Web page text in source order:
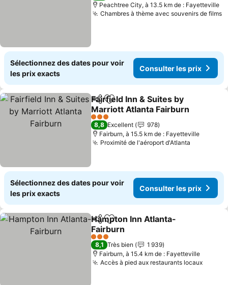
Peachtree City, à 13.5 km de : Fayetteville
Chambres à thème avec souvenirs de films
Sélectionnez des dates pour voir
les prix exacts
Consulter les prix
PartagerAjouter à mes favoris
Fairfield Inn & Suites by
Marriott Atlanta Fairburn
Consulter les prix
3 Étoiles
8,8 Excellent
978
Fairburn, à 15.5 km de : Fayetteville
Proximité de l'aéroport d'Atlanta
Sélectionnez des dates pour voir
les prix exacts
Consulter les prix
PartagerAjouter à mes favoris
Hampton Inn Atlanta-
Fairburn
Consulter les prix
3 Étoiles
8,1 Très bien
1 939
Fairburn, à 15.4 km de : Fayetteville
Accès à pied aux restaurants locaux